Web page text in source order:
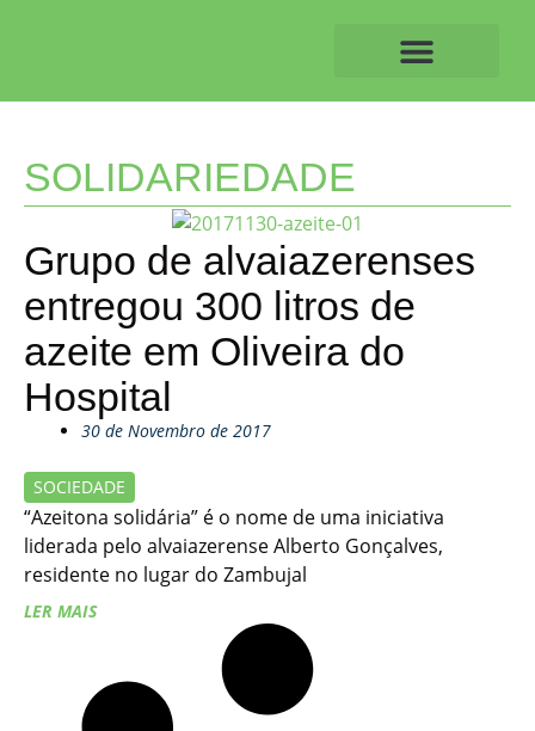
SOLIDARIEDADE
Grupo de alvaiazerenses
entregou 300 litros de
azeite em Oliveira do
Hospital
30 de Novembro de 2017
SOCIEDADE
“Azeitona solidária” é o nome de uma iniciativa
liderada pelo alvaiazerense Alberto Gonçalves,
residente no lugar do Zambujal
LER MAIS